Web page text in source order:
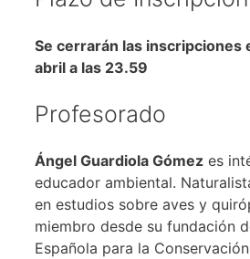
Se cerrarán las inscripciones
abril a las 23.59
Profesorado
Ángel Guardiola Gómez es
educador ambiental.
en estudios sobre aves y
miembro desde su fundación
Española para la